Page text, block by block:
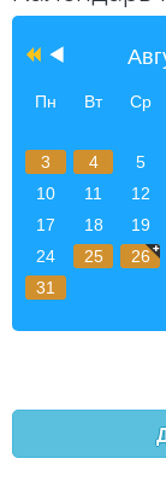
Пн Вт Ср
3
4 5
10
11 12
17
18 19
24
25 26
31